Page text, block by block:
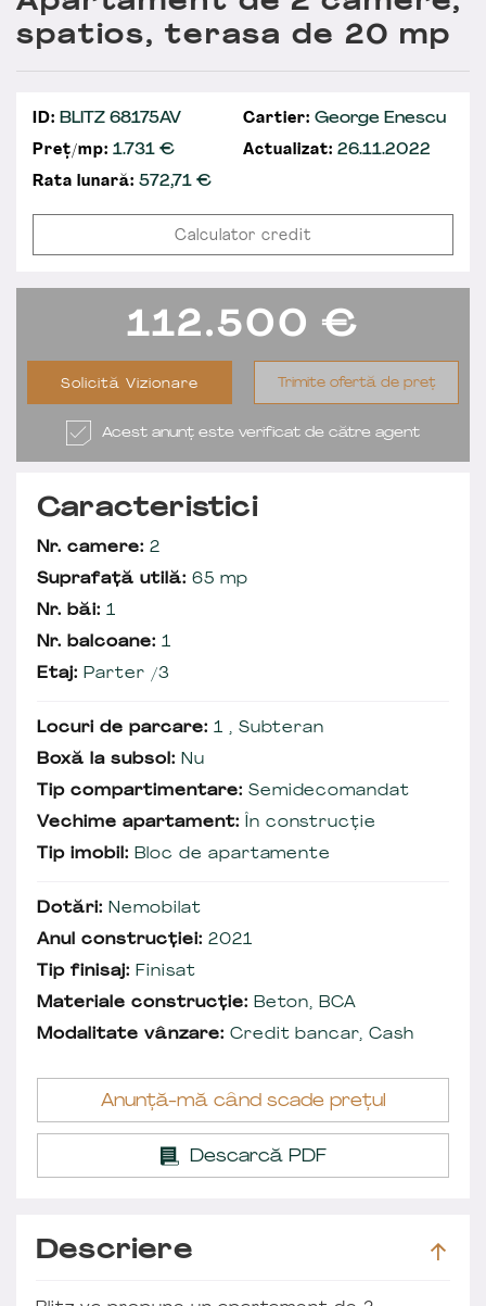
spatios, terasa de 20 mp
ID: BLITZ 68175AV Cartier: George Enescu
Preț/mp: 1.731 € Actualizat: 26.11.2022
Rata lunară: 572,71€
Calculator credit
112.500 €
Solicită Vizionare Trimite ofertă de preț
Acest anunț este verificat de către agent
Caracteristici
Nr. camere: 2
Suprafață utilă: 65 mp
Nr. băi: 1
Nr. balcoane: 1
Etaj: Parter /3
Locuri de parcare: 1 , Subteran
Boxă la subsol: Nu
Tip compartimentare: Semidecomandat
Vechime apartament: În construcție
Tip imobil: Bloc de apartamente
Dotări: Nemobilat
Anul construcției: 2021
Tip finisaj: Finisat
Materiale construcție: Beton, BCA
Modalitate vânzare: Credit bancar, Cash
Anunță-mă când scade prețul
Descarcă PDF
Descriere